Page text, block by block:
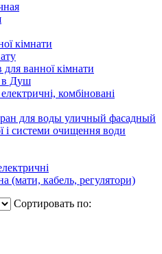
кімнати
для ванної кімнати
в Душ
комбіновані
для воды уличный фасадный
і системи очищення води
(мати, кабель, регулятори)
Сортировать по: